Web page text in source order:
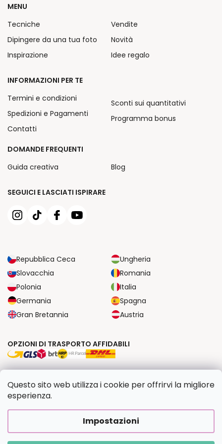
Questo sito web utilizza i cookie per offrirvi la migliore
esperienza.
Impostazioni
SEGUICI E LASCIATI ISPIRARE
Repubblica Ceca
Ungheria
Slovacchia
Romania
Polonia
Italia
Germania
Spagna
Gran Bretannia
Austria
MENU
Tecniche
Dipingere da una tua foto
Inspirazione
Vendite
Novità
Idee regalo
INFORMAZIONI PER TE
Termini e condizioni
Spedizioni e Pagamenti
Contatti
Sconti sui quantitativi
Programma bonus
DOMANDE FREQUENTI
Guida creativa
Blog
OPZIONI DI TRASPORTO AFFIDABILI
Creato da Shoptet Premium|UpraviloFV STUDIO
Copyright 2026Dipingilo.it. Tutti i diritti riservati.